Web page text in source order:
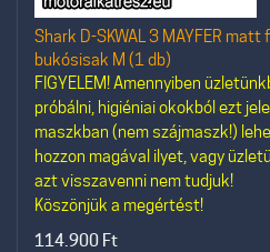
Shark D-SKWAL 3 MAYFER
bukósisak M (1 db)
FIGYELEM! Amennyiben
próbálni, higiéniai okokból ezt
maszkban (nem szájmaszk!)
hozzon magával ilyet, vagy
azt visszavenni nem tudjuk!
Köszönjük a megértést!
114.900 Ft